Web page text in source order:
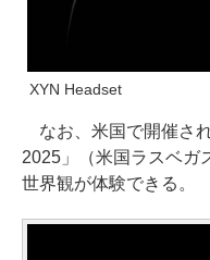
XYN Headset
なお、米国で開催さ
2025」（米国ラスベガ
世界観が体験できる。